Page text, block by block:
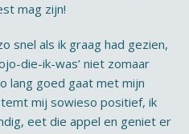
mag zijn!
snel als ik graag had gezien,
die-ik-was’ niet zomaar
lang goed gaat met mijn
mij sowieso positief, ik
eet die appel en geniet er